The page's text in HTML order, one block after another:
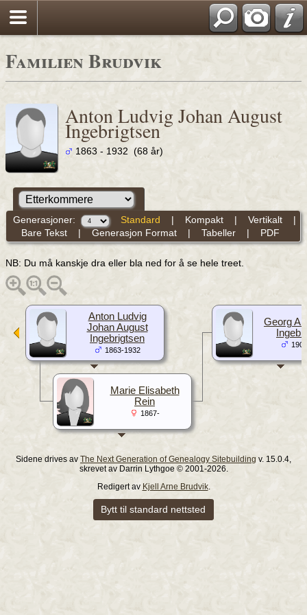
Familien Brudvik
Anton Ludvig Johan August
Ingebrigtsen
1863 - 1932 (68 år)
Generasjoner: Standard | Kompakt| Vertikalt|
Bare Tekst| Generasjon Format| Tabeller| PDF
NB: Du må kanskje dra eller bla ned for å se hele treet.
Georg
Anton Ludvig
Johan August
Ingebrigtsen
1863-1932
Marie Elisabeth
Rein
1867-
Sidene drives av The Next Generation of Genealogy Sitebuilding v. 15.0.4,
skrevet av Darrin Lythgoe © 2001-2026.
Redigert av Kjell Arne Brudvik.
Bytt til standard nettsted